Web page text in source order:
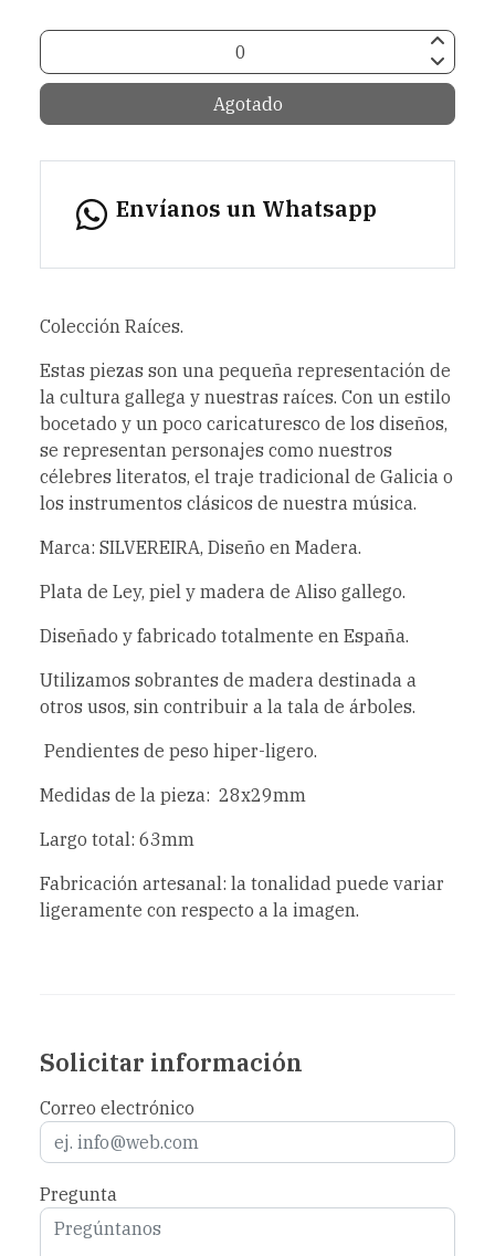
Agotado
Envíanos un Whatsapp
Colección Raíces.
Estas piezas son una pequeña representación de
la cultura gallega y nuestras raíces. Con un estilo
bocetado y un poco caricaturesco de los diseños,
se representan personajes como nuestros
célebres literatos, el traje tradicional de Galicia o
los instrumentos clásicos de nuestra música.
Marca: SILVEREIRA, Diseño en Madera.
Plata de Ley, piel y madera de Aliso gallego.
Diseñado y fabricado totalmente en España.
Utilizamos sobrantes de madera destinada a
otros usos, sin contribuir a la tala de árboles.
Pendientes de peso hiper-ligero.
Medidas de la pieza: 28x29mm
Largo total: 63mm
Fabricación artesanal: la tonalidad puede variar
ligeramente con respecto a la imagen.
Solicitar información
Correo electrónico
Pregunta